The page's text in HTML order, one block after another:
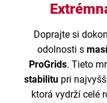
Doprajte si
odolnosti s
ProGrids. Tieto
stabilitu pri
ktorá vydrží celé